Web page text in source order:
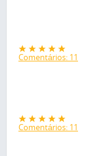
Comentários: 11
Comentários: 11